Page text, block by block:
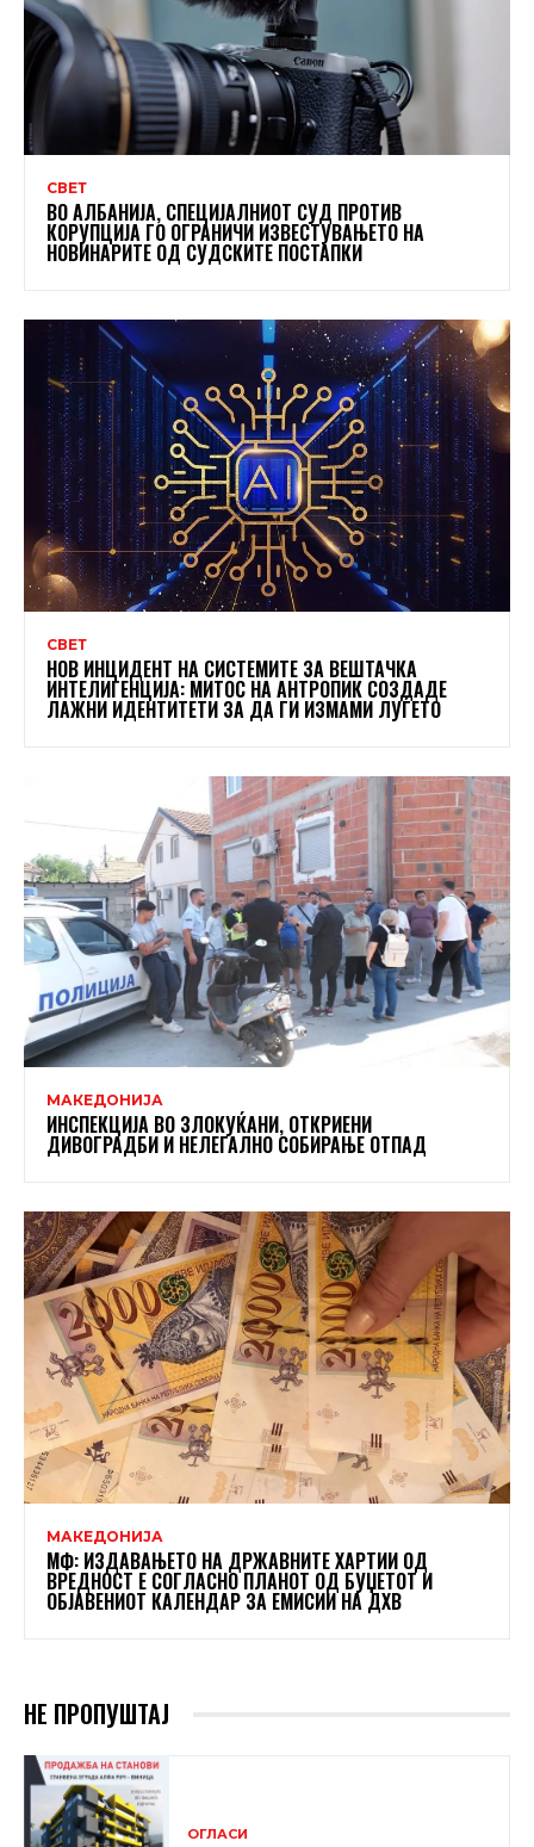
СВЕТ
ВО АЛБАНИЈА, СПЕЦИЈАЛНИОТ СУД ПРОТИВ
КОРУПЦИЈА ГО ОГРАНИЧИ ИЗВЕСТУВАЊЕТО НА
НОВИНАРИТЕ ОД СУДСКИТЕ ПОСТАПКИ
СВЕТ
НОВ ИНЦИДЕНТ НА СИСТЕМИТЕ ЗА ВЕШТАЧКА
ИНТЕЛИГЕНЦИЈА: МИТОС НА АНТРОПИК СОЗДАДЕ
ЛАЖНИ ИДЕНТИТЕТИ ЗА ДА ГИ ИЗМАМИ ЛУЃЕТО
МАКЕДОНИЈА
ИНСПЕКЦИЈА ВО ЗЛОКУЌАНИ, ОТКРИЕНИ
ДИВОГРАДБИ И НЕЛЕГАЛНО СОБИРАЊЕ ОТПАД
МАКЕДОНИЈА
МФ: ИЗДАВАЊЕТО НА ДРЖАВНИТЕ ХАРТИИ ОД
ВРЕДНОСТ Е СОГЛАСНО ПЛАНОТ ОД БУЏЕТОТ И
ОБЈАВЕНИОТ КАЛЕНДАР ЗА ЕМИСИИ НА ДХВ
НЕ ПРОПУШТАЈ
ОГЛАСИ